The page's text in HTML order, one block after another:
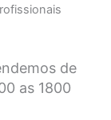
de
as 1800